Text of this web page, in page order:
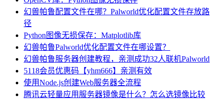
幻兽帕鲁配置文件在哪？Palworld优化配置文件存放路
径
Python图像无损保存：Matplotlib库
幻兽帕鲁Palworld优化配置文件在哪设置？
幻兽帕鲁服务器创建教程，亲测成功32人联机Palworld
5118会员优惠码【yhm666】亲测有效
使用Node.js创建Web服务器全流程
腾讯云轻量应用服务器镜像是什么？怎么选镜像比较